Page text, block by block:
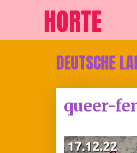
HORTE
DEUTSCHE
queer-